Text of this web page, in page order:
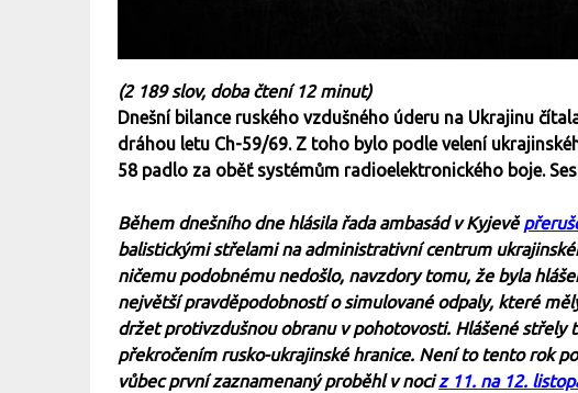
(2 189 slov, doba čtení 12 minut)
Dnešní bilance ruského vzdušného úderu na Ukrajinu
dráhou letu Ch-59/69. Z toho bylo podle velení
58 padlo za oběť systémům radioelektronického boje.
Během dnešního dne hlásila řada ambasád v Kyjevě
balistickými střelami na administrativní centrum
ničemu podobnému nedošlo, navzdory tomu, že byla
největší pravděpodobností o simulované odpaly, které
držet protivzdušnou obranu v pohotovosti. Hlášené střely
překročením rusko-ukrajinské hranice. Není to tento rok
vůbec první zaznamenaný proběhl v nociz 11. na 12.